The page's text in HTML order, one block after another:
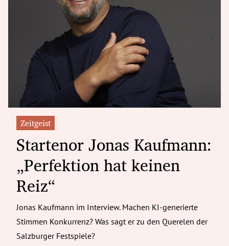
Zeitgeist
Startenor Jonas Kaufmann:
„Perfektion hat keinen
Reiz“
Jonas Kaufmann im Interview. Machen KI-generierte
Stimmen Konkurrenz? Was sagt er zu den Querelen der
Salzburger Festspiele?